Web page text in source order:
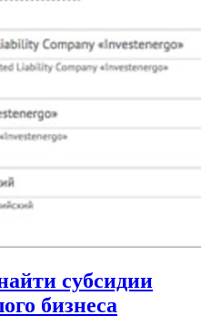
субсидии
бизнеса